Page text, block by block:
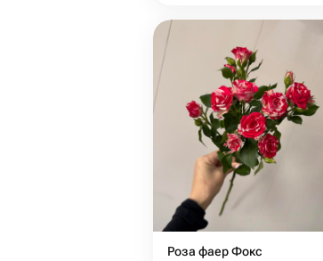
Роза фаер Фокс